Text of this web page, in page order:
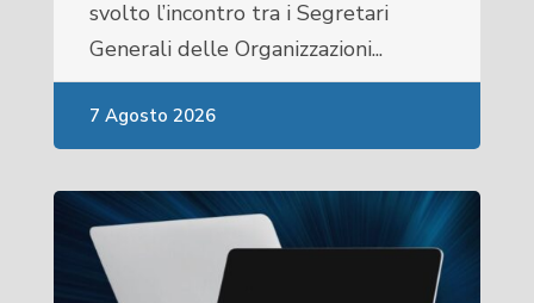
svolto l’incontro tra i Segretari
Generali delle Organizzazioni...
7 Agosto 2026